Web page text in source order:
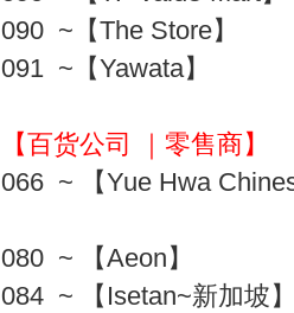
090 ~【The Store】
091 ~【Yawata】
【百货公司 ｜零售商】
066 ~ 【Yue Hwa
080 ~ 【Aeon】
084 ~ 【Isetan~新加坡